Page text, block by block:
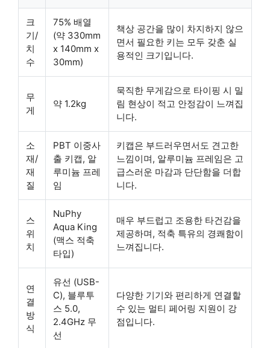
크
기/
치
수
75% 배열
(약 330mm
x 140mm x
30mm)
책상 공간을 많이 차지하지 않으
면서 필요한 키는 모두 갖춘 실
용적인 크기입니다.
무
게
약 1.2kg
묵직한 무게감으로 타이핑 시 밀
림 현상이 적고 안정감이 느껴집
니다.
소
재/
재
질
PBT 이중사
출 키캡, 알
루미늄 프레
임
키캡은 부드러우면서도 견고한
느낌이며, 알루미늄 프레임은 고
급스러운 마감과 단단함을 더합
니다.
스
위
치
NuPhy
Aqua King
(맥스 적축
타입)
매우 부드럽고 조용한 타건감을
제공하며, 적축 특유의 경쾌함이
느껴집니다.
연
결
방
식
유선 (USB-
C), 블루투
스 5.0,
2.4GHz 무
선
다양한 기기와 편리하게 연결할
수 있는 멀티 페어링 지원이 강
점입니다.